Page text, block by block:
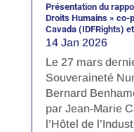
Présentation du
Droits Humains » co-
Cavada (IDFRights)
14 Jan 2026
Le 27 mars
Souveraineté
Bernard
par Jean-Marie
l’Hôtel de